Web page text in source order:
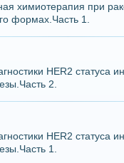
химиотерапия при
формах.Часть 1.
HER2 статуса
2.
HER2 статуса
1.